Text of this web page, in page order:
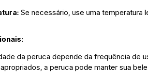
Se necessário, use uma temperatura
da peruca depende da frequência de
a peruca pode manter sua